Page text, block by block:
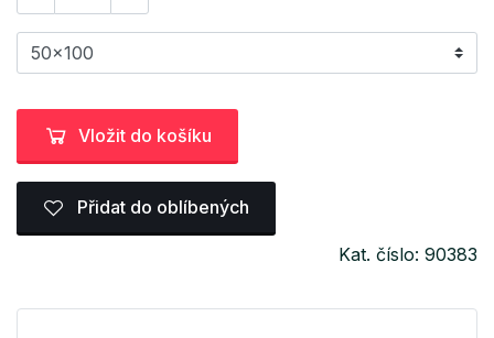
Vložit do košíku
Přidat do oblíbených
Kat. číslo: 90383